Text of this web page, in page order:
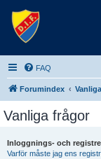
FAQ
Forumindex
Vanliga frågor
Inloggnings- och
Varför måste jag ens